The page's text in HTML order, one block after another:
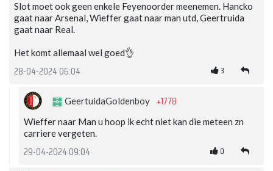
Slot moet ook geen enkele Feyenoorder meenemen. Hancko
gaat naar Arsenal, Wieffer gaat naar man utd, Geertruida
gaat naar Real.
Het komt allemaal wel goed👌
28-04-2024 06:04 3
GeertuidaGoldenboy +1778
Wieffer naar Man u hoop ik echt niet kan die meteen zn
carriere vergeten.
29-04-2024 09:04 0